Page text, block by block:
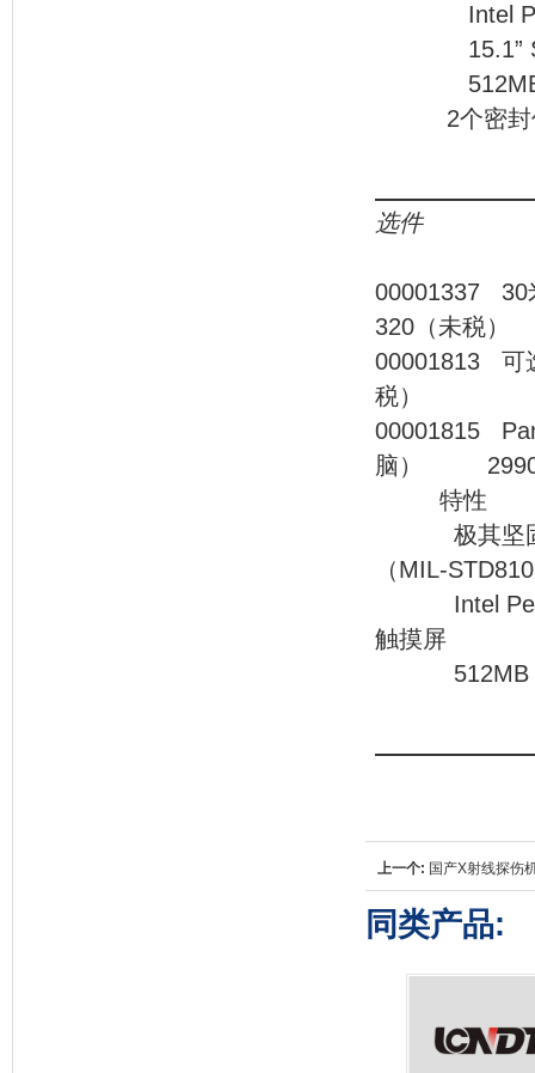
Intel
15.1”
512MB
2个密封仪
选件
00001337
320（未税）
税）
00001815
脑） 2990
特性
极其坚固的
（MIL-
Intel
触摸屏
512MB
上一个: 国产X射线探伤
同类产品: